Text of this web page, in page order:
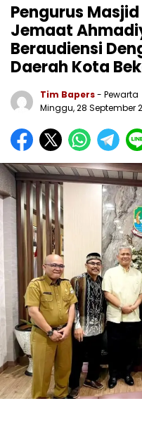
Pengurus
Jemaat
Beraudiensi
Daerah Kota
Tim Bapers- Pewarta
Minggu, 28 September